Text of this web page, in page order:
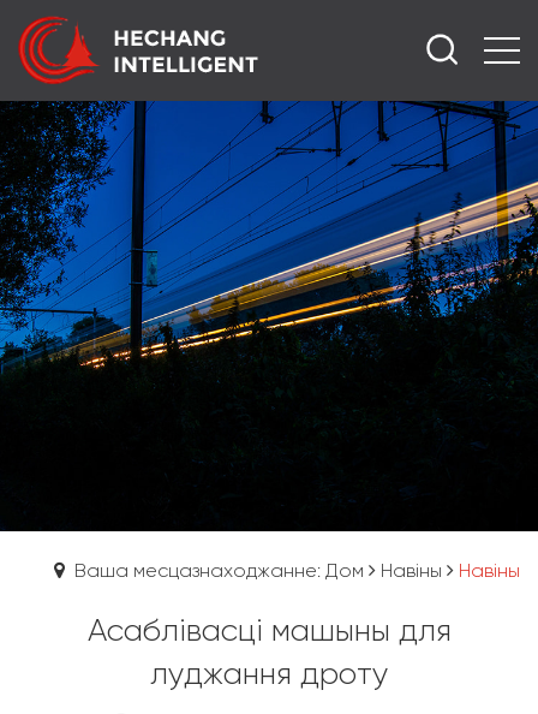
Ваша месцазнаходжанне: Дом Навіны Навіны
Асаблівасці машыны для
луджання дроту